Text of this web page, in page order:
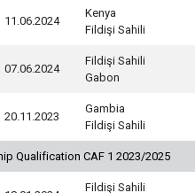
11.06.2024
Kenya
Fildişi Sahili
07.06.2024
Fildişi Sahili
Gabon
20.11.2023
Gambia
Fildişi Sahili
Qualification CAF 1 2023/2025
Fildişi Sahili